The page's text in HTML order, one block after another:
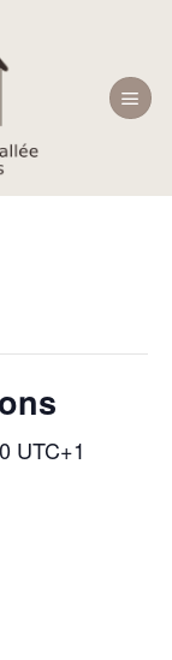
UTC+1